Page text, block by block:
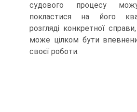
судового процесу
покластися на його
розгляді конкретної
може цілком бути
своєї роботи.